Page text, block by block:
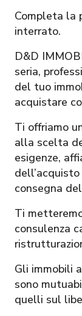
Completa la
interrato.
D&D
seria,
del tuo
acquistare
Ti offriamo
alla scelta
esigenze,
consegna
Ti
consulenza
Gli immobili
sono
quelli sul